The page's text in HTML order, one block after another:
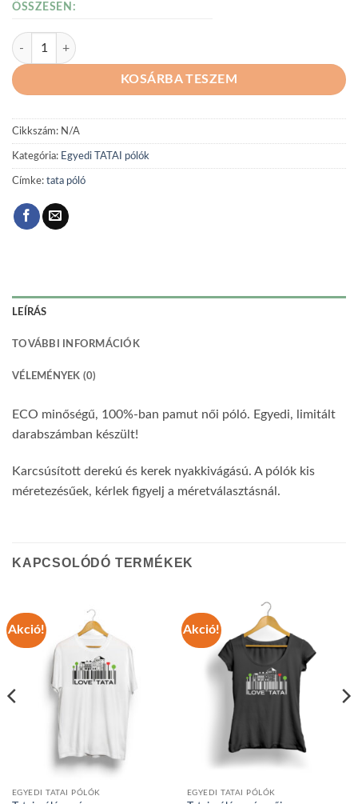
ÖSSZESEN:
Tatai póló - tatai vagyok, női mennyiség
KOSÁRBA TESZEM
Cikkszám: N/A
Kategória: Egyedi TATAI pólók
Címke: tata póló
LEÍRÁS
TOVÁBBI INFORMÁCIÓK
VÉLEMÉNYEK (0)
ECO minőségű, 100%-ban pamut női póló. Egyedi, limitált
darabszámban készült!
Karcsúsított derekú és kerek nyakkivágású. A pólók kis
méretezésűek, kérlek figyelj a méretválasztásnál.
KAPCSOLÓDÓ TERMÉKEK
Akció!
EGYEDI TATAI PÓLÓK
Akció!
EGYEDI TATAI PÓLÓK